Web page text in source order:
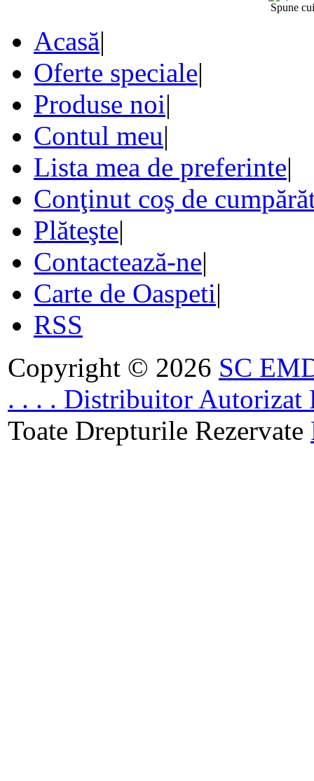
Spune
Acasă|
Oferte speciale|
Produse noi|
Contul meu|
Lista mea de preferinte|
Conţinut coş de
Plăteşte|
Contactează-ne|
Carte de Oaspeti|
RSS
Copyright © 2026 SC
. . . . Distribuitor Autorizat
Toate Drepturile Rezervate